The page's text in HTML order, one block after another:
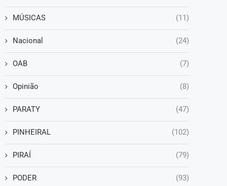
MÚSICAS (11)
Nacional (24)
OAB (7)
Opinião (8)
PARATY (47)
PINHEIRAL (102)
PIRAÍ (79)
PODER (93)